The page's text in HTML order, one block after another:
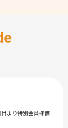
より特別会員様価